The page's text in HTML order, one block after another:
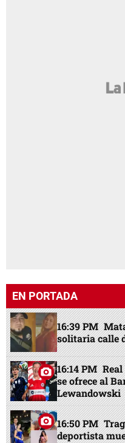
EN PORTADA
16:39 PM
solitaria calle
16:14 PM
se ofrece al
Lewandowski
16:50 PM
deportista